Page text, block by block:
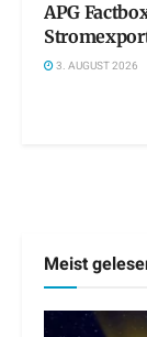
APG
3. AUGUST 2026
Meist